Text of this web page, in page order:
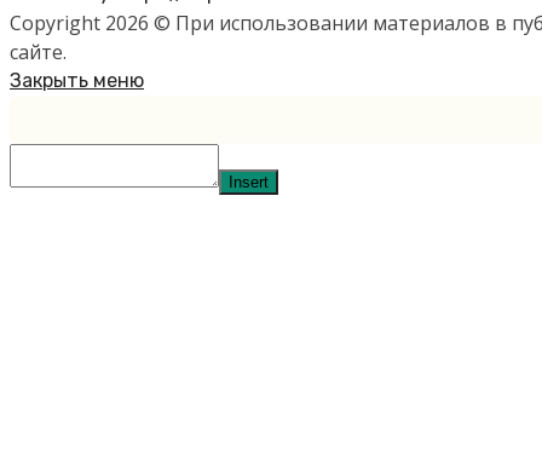
Copyright 2026 © При использовании материалов в
сайте.
Закрыть меню
Insert